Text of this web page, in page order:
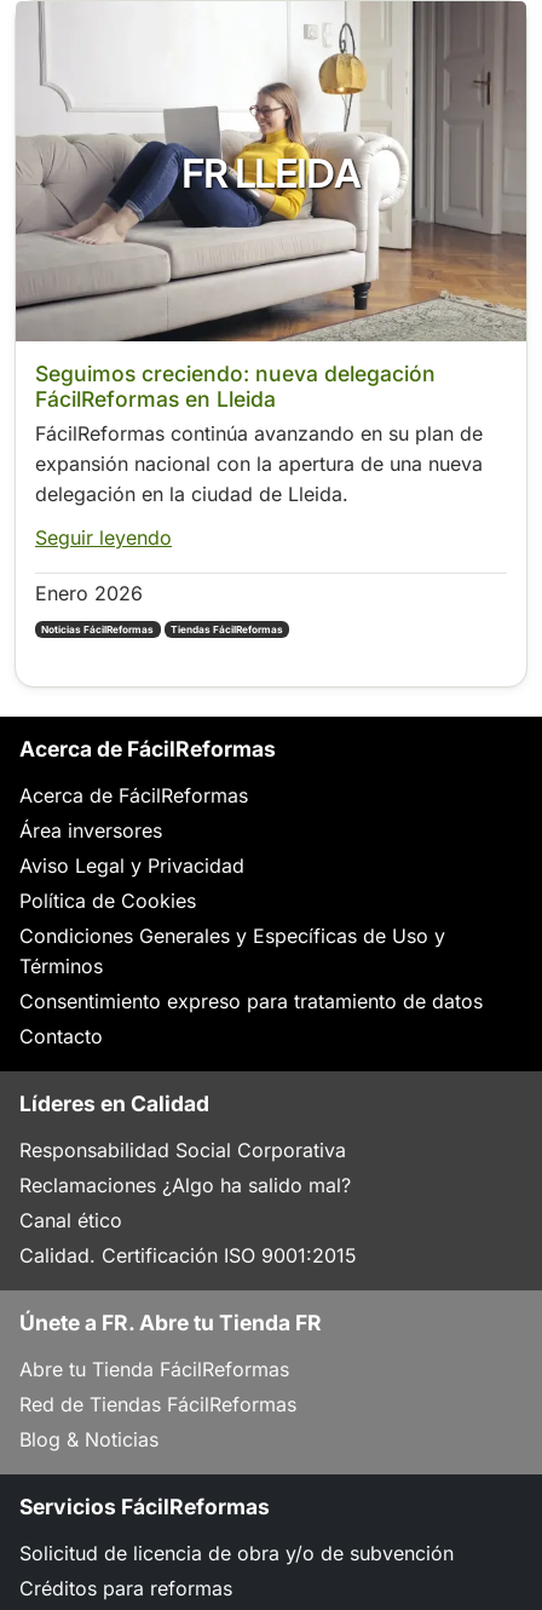
FR LLEIDA
Seguimos creciendo: nueva delegación
FácilReformas en Lleida
FácilReformas continúa avanzando en su plan de
expansión nacional con la apertura de una nueva
delegación en la ciudad de Lleida.
Seguir leyendo
Enero 2026
Noticias FácilReformas Tiendas FácilReformas
Acerca de FácilReformas
Acerca de FácilReformas
Área inversores
Aviso Legal y Privacidad
Política de Cookies
Condiciones Generales y Específicas de Uso y
Términos
Consentimiento expreso para tratamiento de datos
Contacto
Líderes en Calidad
Responsabilidad Social Corporativa
Reclamaciones ¿Algo ha salido mal?
Canal ético
Calidad. Certificación ISO 9001:2015
Únete a FR. Abre tu Tienda FR
Abre tu Tienda FácilReformas
Red de Tiendas FácilReformas
Blog & Noticias
Servicios FácilReformas
Solicitud de licencia de obra y/o de subvención
Créditos para reformas